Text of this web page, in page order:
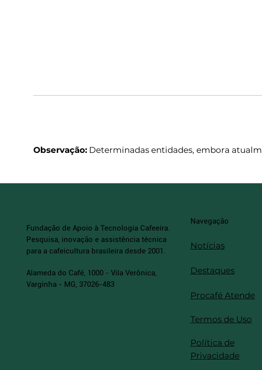
Observação: Determinadas entidades, embora
Fundação de Apoio à Tecnologia Cafeeira.
Pesquisa, inovação e assistência técnica
para a cafeicultura brasileira desde 2001.
Alameda do Café, 1000 - Vila Verônica,
Varginha - MG, 37026-483
Navegação
Notícias
Destaques
Procafé Atende
Termos de Uso
Política de
Privacidade